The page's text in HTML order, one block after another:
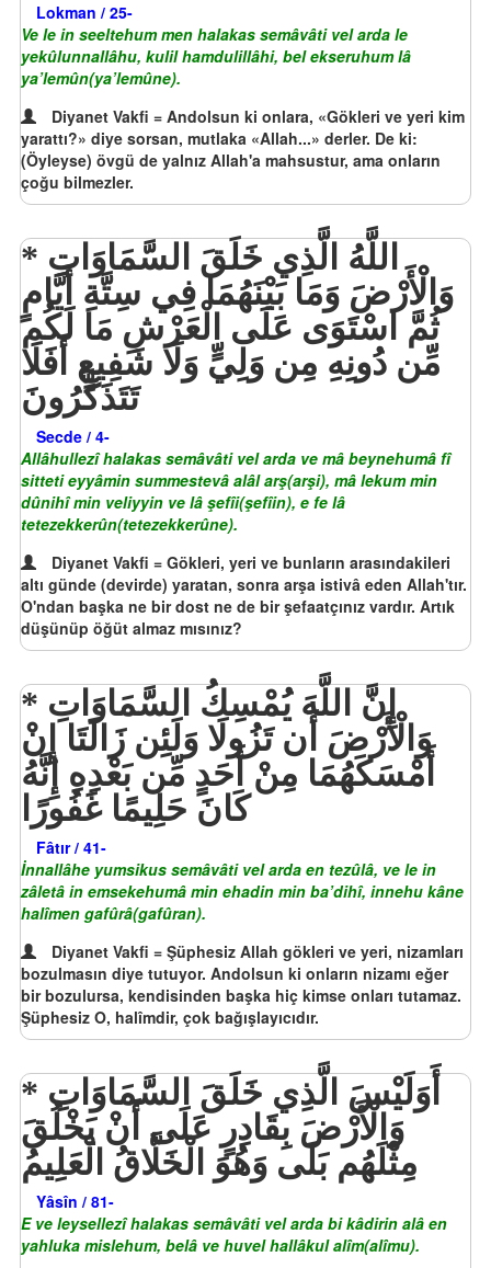
Lokman / 25-
Ve le in seeltehum men halakas semâvâti vel arda le
yekûlunnallâhu, kulil hamdulillâhi, bel ekseruhum lâ
ya’lemûn(ya’lemûne).
Diyanet Vakfi = Andolsun ki onlara, «Gökleri ve yeri kim
yarattı?» diye sorsan, mutlaka «Allah...» derler. De ki:
(Öyleyse) övgü de yalnız Allah'a mahsustur, ama onların
çoğu bilmezler.
وَالْأَرْضَ وَمَا بَيْنَهُمَا فِي سِتَّةِ أَيَّامٍ
ثُمَّ اسْتَوَى عَلَى الْعَرْشِ مَا لَكُم
مِّن دُونِهِ مِن وَلِيٍّ وَلَا شَفِيعٍ أَفَلَا
تَتَذَكَّرُونَ
Secde / 4-
Allâhullezî halakas semâvâti vel arda ve mâ beynehumâ fî
sitteti eyyâmin summestevâ alâl arş(arşi), mâ lekum min
dûnihî min veliyyin ve lâ şefîi(şefîin), e fe lâ
tetezekkerûn(tetezekkerûne).
Diyanet Vakfi = Gökleri, yeri ve bunların arasındakileri
altı günde (devirde) yaratan, sonra arşa istivâ eden Allah'tır.
O'ndan başka ne bir dost ne de bir şefaatçınız vardır. Artık
düşünüp öğüt almaz mısınız?
وَالْأَرْضَ أَن تَزُولَا وَلَئِن زَالَتَا إِنْ
أَمْسَكَهُمَا مِنْ أَحَدٍ مِّن بَعْدِهِ إِنَّهُ
كَانَ حَلِيمًا غَفُورًا
Fâtır / 41-
İnnallâhe yumsikus semâvâti vel arda en tezûlâ, ve le in
zâletâ in emsekehumâ min ehadin min ba’dihî, innehu kâne
halîmen gafûrâ(gafûran).
Diyanet Vakfi = Şüphesiz Allah gökleri ve yeri, nizamları
bozulmasın diye tutuyor. Andolsun ki onların nizamı eğer
bir bozulursa, kendisinden başka hiç kimse onları tutamaz.
Şüphesiz O, halîmdir, çok bağışlayıcıdır.
وَالْأَرْضَ بِقَادِرٍ عَلَى أَنْ يَخْلُقَ
مِثْلَهُم بَلَى وَهُوَ الْخَلَّاقُ الْعَلِيمُ
Yâsîn / 81-
E ve leysellezî halakas semâvâti vel arda bi kâdirin alâ en
yahluka mislehum, belâ ve huvel hallâkul alîm(alîmu).